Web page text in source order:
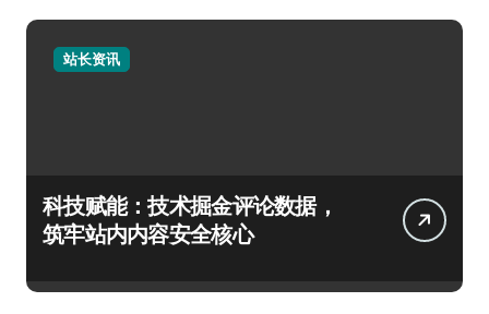
站长资讯
科技赋能：技术掘金评论数据，
筑牢站内内容安全核心